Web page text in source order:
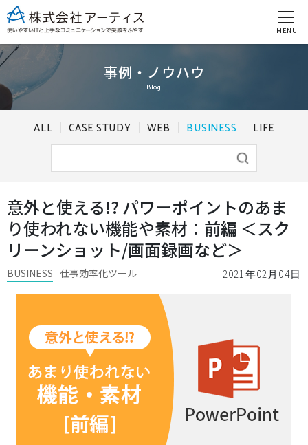
MENU
事例・ノウハウ
Blog
ALL CASE STUDY WEB BUSINESS LIFE
意外と使える!? パワーポイントのあま
り使われない機能や素材：前編 ＜スク
リーンショット/画面録画など＞
2021年02月04日
BUSINESS 仕事効率化ツール